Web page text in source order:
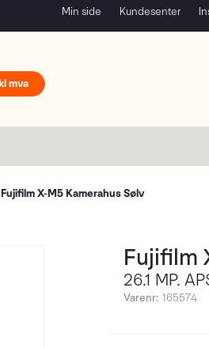
Min side Kundesenter
Fujifilm X-M5 Kamerahus Sølv
Fujifilm
26.1 MP.
Varenr: 165574